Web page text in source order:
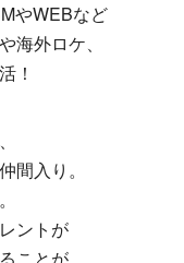
やWEBなど
海外ロケ、
！
間入り。
ントが